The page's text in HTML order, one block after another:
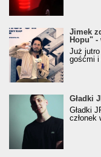
Jimek zdradza
Hopu" - wywiad
Jimek
Hopu" -
Już
gośćmi i
Gładki JR -Gładki
Gładki
członek